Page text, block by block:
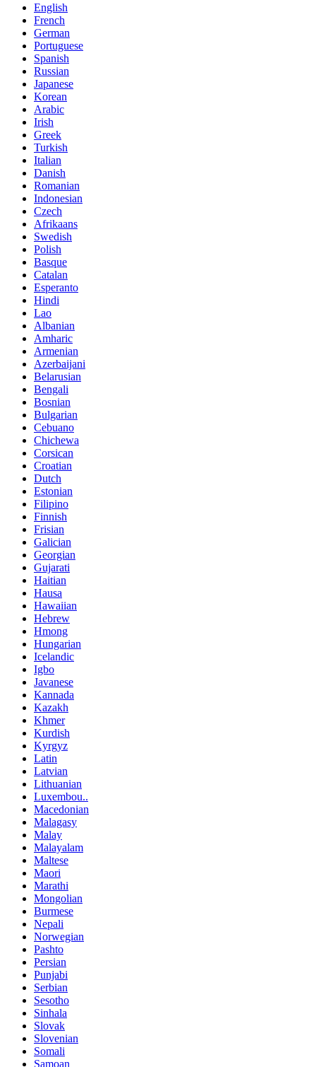
English
French
German
Portuguese
Spanish
Russian
Japanese
Korean
Arabic
Irish
Greek
Turkish
Italian
Danish
Romanian
Indonesian
Czech
Afrikaans
Swedish
Polish
Basque
Catalan
Esperanto
Hindi
Lao
Albanian
Amharic
Armenian
Azerbaijani
Belarusian
Bengali
Bosnian
Bulgarian
Cebuano
Chichewa
Corsican
Croatian
Dutch
Estonian
Filipino
Finnish
Frisian
Galician
Georgian
Gujarati
Haitian
Hausa
Hawaiian
Hebrew
Hmong
Hungarian
Icelandic
Igbo
Javanese
Kannada
Kazakh
Khmer
Kurdish
Kyrgyz
Latin
Latvian
Lithuanian
Luxembou..
Macedonian
Malagasy
Malay
Malayalam
Maltese
Maori
Marathi
Mongolian
Burmese
Nepali
Norwegian
Pashto
Persian
Punjabi
Serbian
Sesotho
Sinhala
Slovak
Slovenian
Somali
Samoan